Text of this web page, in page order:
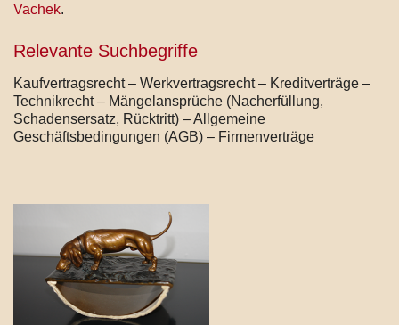
Vachek.
Relevante Suchbegriffe
Kaufvertragsrecht – Werkvertragsrecht – Kreditverträge –
Technikrecht – Mängelansprüche (Nacherfüllung,
Schadensersatz, Rücktritt) – Allgemeine
Geschäftsbedingungen (AGB) – Firmenverträge